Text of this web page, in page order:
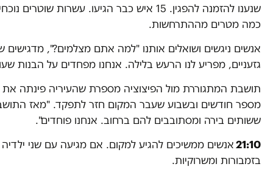
שנענו להזמנה להפגין. 15 איש כבר הגיעו. עשרות
כמה מטרים מההתרחשות.
אנשים ניגשים ושואלים אותנו "למה אתם מצלמים?",
גזעניים, מפריע לנו הרעש בלילה. אנחנו מפחדים על הבנות
תושבת המתגוררת מול הפיצוציה מספרת שהעיריה פינתה
מספר חודשים ובשבוע שעבר המקום חזר לתפקד. "מאז
ששותים בירה ומסתובבים להם ברחוב. אנחנו פוחדים".
21:10אנשים ממשיכים להגיע למקום. אם מגיעה עם שני
בזמבורות ומשרוקיות.